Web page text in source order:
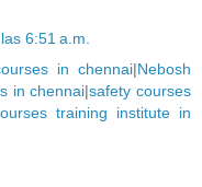
6:51 a.m.
in chennai|Nebosh
in chennai|safety courses
training institute in